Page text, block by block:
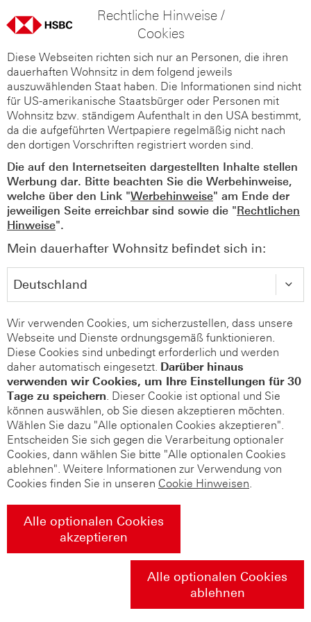
Rechtliche Hinweise /
Cookies
Diese Webseiten richten sich nur an Personen, die ihren
dauerhaften Wohnsitz in dem folgend jeweils
auszuwählenden Staat haben. Die Informationen sind nicht
für US-amerikanische Staatsbürger oder Personen mit
Wohnsitz bzw. ständigem Aufenthalt in den USA bestimmt,
da die aufgeführten Wertpapiere regelmäßig nicht nach
den dortigen Vorschriften registriert worden sind.
Die auf den Internetseiten dargestellten Inhalte stellen
Werbung dar. Bitte beachten Sie die Werbehinweise,
welche über den Link "Werbehinweise" am Ende der
jeweiligen Seite erreichbar sind sowie die "Rechtlichen
Hinweise".
Mein dauerhafter Wohnsitz befindet sich in:
Wir verwenden Cookies, um sicherzustellen, dass unsere
Webseite und Dienste ordnungsgemäß funktionieren.
Diese Cookies sind unbedingt erforderlich und werden
daher automatisch eingesetzt. Darüber hinaus
verwenden wir Cookies, um Ihre Einstellungen für 30
Tage zu speichern. Dieser Cookie ist optional und Sie
können auswählen, ob Sie diesen akzeptieren möchten.
Wählen Sie dazu "Alle optionalen Cookies akzeptieren".
Entscheiden Sie sich gegen die Verarbeitung optionaler
Cookies, dann wählen Sie bitte "Alle optionalen Cookies
ablehnen". Weitere Informationen zur Verwendung von
Cookies finden Sie in unseren Cookie Hinweisen.
Alle optionalen Cookies
akzeptieren
Alle optionalen Cookies
ablehnen